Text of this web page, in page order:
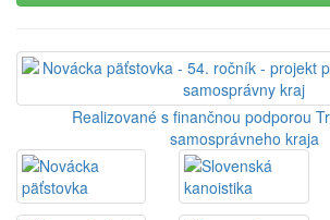
Realizované s finančnou podporou
samosprávneho kraja